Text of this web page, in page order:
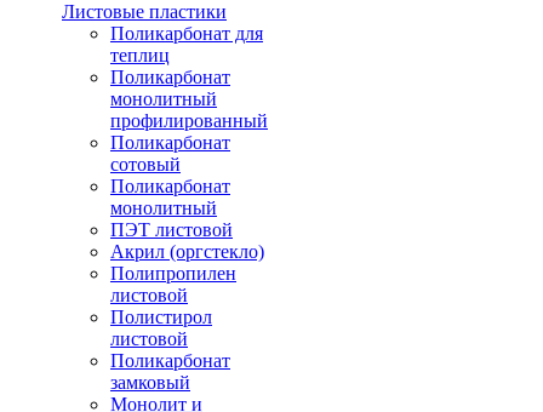
Листовые пластики
Поликарбонат для
теплиц
Поликарбонат
монолитный
профилированный
Поликарбонат
сотовый
Поликарбонат
монолитный
ПЭТ листовой
Акрил (оргстекло)
Полипропилен
листовой
Полистирол
листовой
Поликарбонат
замковый
Монолит и